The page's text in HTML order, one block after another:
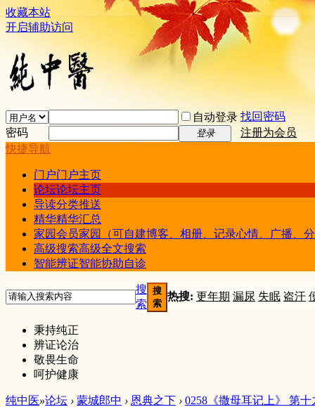
收藏本站
开启辅助访问
自动登录 找回密码
密码
登录
注册为会员
快捷导航
门户门户主页
论坛论坛主页
导读分类推送
精华精华汇总
家园会员家园（可自建博客、相册、记录心情、广播、
高级搜索高级全文搜索
智能辨证智能协助自诊
搜
索
搜
索
热搜: 更年期 漏尿 失眠 盗汗
秉持纯正
辨证论治
敬畏生命
呵护健康
纯中医»论坛 › 蒙城郎中 › 恩典之下 › 0258《撒母耳记上》 第十